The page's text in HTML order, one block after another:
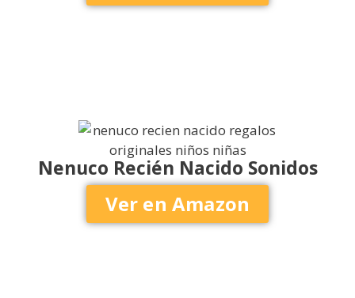
Nenuco Recién Nacido Sonidos
Ver en Amazon